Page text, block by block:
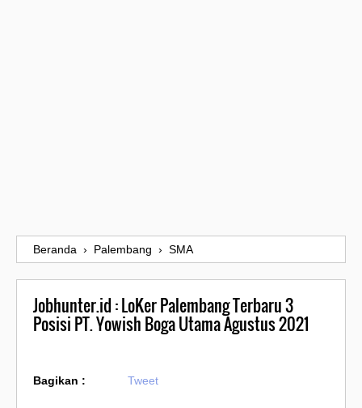
Beranda › Palembang › SMA
Jobhunter.id : LoKer Palembang Terbaru 3
Posisi PT. Yowish Boga Utama Agustus 2021
Bagikan : Tweet